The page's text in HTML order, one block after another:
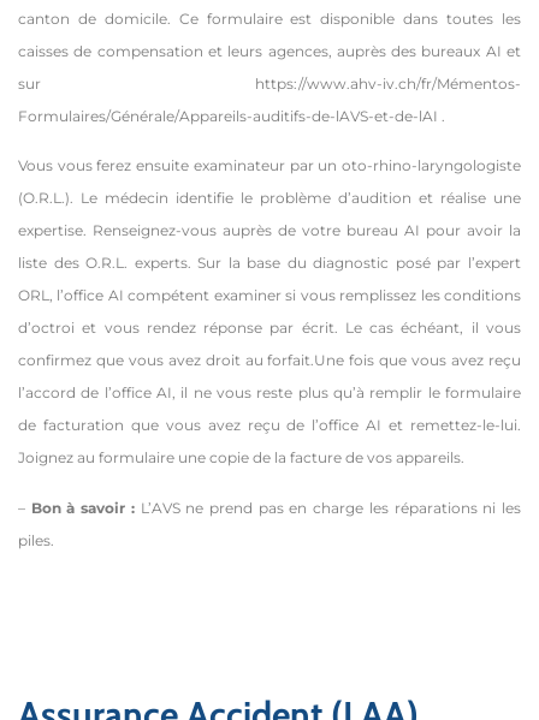
canton de domicile. Ce formulaire est disponible dans toutes les
caisses de compensation et leurs agences, auprès des bureaux AI et
sur https://www.ahv-iv.ch/fr/Mémentos-
Formulaires/Générale/Appareils-auditifs-de-lAVS-et-de-lAI .
Vous vous ferez ensuite examinateur par un oto-rhino-laryngologiste
(O.R.L.). Le médecin identifie le problème d’audition et réalise une
expertise. Renseignez-vous auprès de votre bureau AI pour avoir la
liste des O.R.L. experts. Sur la base du diagnostic posé par l’expert
ORL, l’office AI compétent examiner si vous remplissez les conditions
d’octroi et vous rendez réponse par écrit. Le cas échéant, il vous
confirmez que vous avez droit au forfait.Une fois que vous avez reçu
l’accord de l’office AI, il ne vous reste plus qu’à remplir le formulaire
de facturation que vous avez reçu de l’office AI et remettez-le-lui.
Joignez au formulaire une copie de la facture de vos appareils.
– Bon à savoir :L’AVS ne prend pas en charge les réparations ni les
piles.